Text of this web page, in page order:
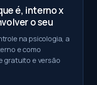
é, interno x
o seu
na psicologia, a
e como
gratuito e versão